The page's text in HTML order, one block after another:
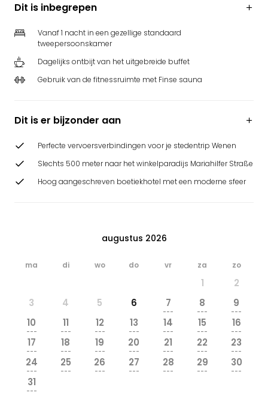
Dit is inbegrepen
Vanaf 1 nacht in een gezellige standaard
tweepersoonskamer
Dagelijks ontbijt van het uitgebreide buffet
Gebruik van de fitnessruimte met Finse sauna
Dit is er bijzonder aan
Perfecte vervoersverbindingen voor je stedentrip Wenen
Slechts 500 meter naar het winkelparadijs Mariahilfer Straße
Hoog aangeschreven boetiekhotel met een moderne sfeer
augustus 2026
ma di wo do vr za zo
1
2
3
4 5 6 7
---
8
---
9
---
10
---
11
---
12
---
13
---
14
---
15
---
16
---
17
---
18
---
19
---
20
---
21
---
22
---
23
---
24
---
25
---
26
---
27
---
28
---
29
---
30
---
31
---